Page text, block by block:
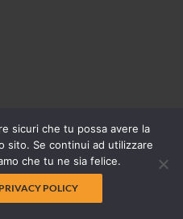
sicuri che tu possa avere la
sito. Se continui ad utilizzare
che tu ne sia felice.
PRIVACY POLICY